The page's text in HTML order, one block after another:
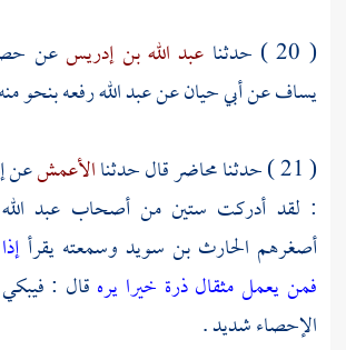
( 20 ) حدثنا
عبد الله بن إدريسعن
يسافعنأبي حيانعنعبد اللهرفعه بنحو
( 21 ) حدثنا
محاضرقال حدثناالأعمشعن
: لقد أدركت ستين من أصحاب عبد الله
أصغرهم الحارث بن سويد وسمعته يقرأ
فمن يعمل مثقال ذرة خيرا يره قال :
الإحصاء شديد .